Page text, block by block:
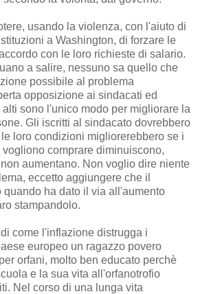
usando la violenza, con l'aiuto di
a Washington, di forzare le
con le loro richieste di salario.
a salire, nessuno sa quello che
possibile al problema
opposizione ai sindacati ed
sono l'unico modo per migliorare la
Gli iscritti al sindacato dovrebbero
loro condizioni migliorerebbero se i
comprare diminuiscono,
aumentano. Non voglio dire niente
eccetto aggiungere che il
ha dato il via all'aumento
stampandolo.
come l'inflazione distrugga i
europeo un ragazzo povero
orfani, molto ben educato perchè
e la sua vita all'orfanotrofio
Nel corso di una lunga vita